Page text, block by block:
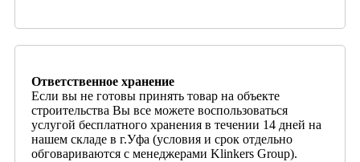
Ответственное хранение
Если вы не готовы принять товар на объекте
строительства Вы все можете воспользоваться
услугой бесплатного хранения в течении 14 дней на
нашем складе в г.Уфа (условия и срок отдельно
обговариваются с менеджерами Klinkers Group).